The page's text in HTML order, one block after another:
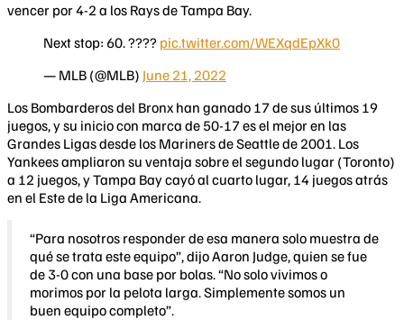
vencer por 4-2 a los Rays de Tampa Bay.
Next stop: 60. ???? pic.twitter.com/WEXqdEpXk0
— MLB (@MLB) June 21, 2022
Los Bombarderos del Bronx han ganado 17 de sus últimos 19
juegos, y su inicio con marca de 50-17 es el mejor en las
Grandes Ligas desde los Mariners de Seattle de 2001. Los
Yankees ampliaron su ventaja sobre el segundo lugar (Toronto)
a 12 juegos, y Tampa Bay cayó al cuarto lugar, 14 juegos atrás
en el Este de la Liga Americana.
“Para nosotros responder de esa manera solo muestra de
qué se trata este equipo”, dijo Aaron Judge, quien se fue
de 3-0 con una base por bolas. “No solo vivimos o
morimos por la pelota larga. Simplemente somos un
buen equipo completo”.